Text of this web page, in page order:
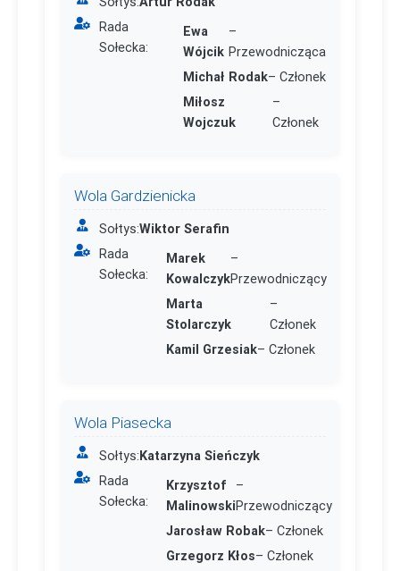
Rada
Sołecka:
Ewa
Wójcik
–
Przewodnicząca
Michał Rodak– Członek
Miłosz
Wojczuk
–
Członek
Wola Gardzienicka
Sołtys:Wiktor Serafin
Rada
Sołecka:
Marek
Kowalczyk
–
Przewodniczący
Marta
Stolarczyk
–
Członek
Kamil Grzesiak– Członek
Wola Piasecka
Sołtys:Katarzyna Sieńczyk
Rada
Sołecka:
Krzysztof
Malinowski
–
Przewodniczący
Jarosław Robak– Członek
Grzegorz Kłos– Członek